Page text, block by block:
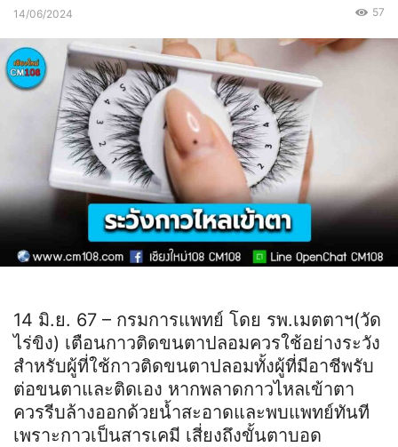
14/06/2024 57
14 มิ.ย. 67 – กรมการแพทย์ โดย รพ.เมตตาฯ(วัด
ไร่ขิง) เตือนกาวติดขนตาปลอมควรใช้อย่างระวัง
สำหรับผู้ที่ใช้กาวติดขนตาปลอมทั้งผู้ที่มีอาชีพรับ
ต่อขนตาและติดเอง หากพลาดกาวไหลเข้าตา
ควรรีบล้างออกด้วยน้ำสะอาดและพบแพทย์ทันที
เพราะกาวเป็นสารเคมี เสี่ยงถึงขั้นตาบอด